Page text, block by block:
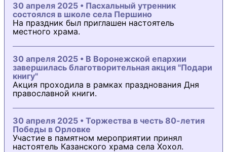
30 апреля 2025 • Пасхальный утренник
состоялся в школе села Першино
На праздник был приглашен настоятель
местного храма.
30 апреля 2025 • В Воронежской епархии
завершилась благотворительная акция "Подари
книгу"
Акция проходила в рамках празднования Дня
православной книги.
30 апреля 2025 • Торжества в честь 80-летия
Победы в Орловке
Участие в памятном мероприятии принял
настоятель Казанского храма села Хохол.